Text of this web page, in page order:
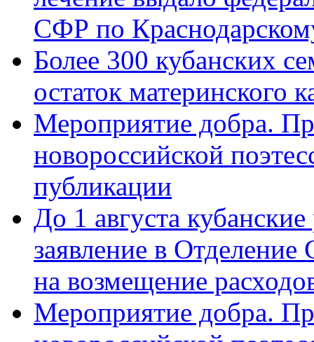
СФР по
Более 300 кубанских
остаток материнского
Мероприятие добра.
новороссийской
публикации
До 1 августа
заявление в
на возмещение
Мероприятие добра.